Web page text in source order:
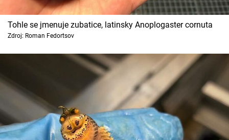
Tohle se jmenuje zubatice, latinsky Anoplogaster cornuta
Zdroj: Roman Fedortsov